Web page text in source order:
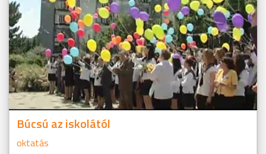
Búcsú az iskolától
oktatás